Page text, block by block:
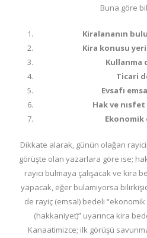
Buna göre
Kiralananın
Kira konusu
Kullanma
Ticari
Evsafı
Hak ve nısfet
Ekonomik
Dikkate alarak, günün olağan
görüşte olan yazarlara göre ise;
rayici bulmaya çalışacak ve kira
yapacak, eğer bulamıyorsa
de rayiç (emsal) bedeli
(hakkaniyet)” uyarınca kira
Kanaatimizce; ilk görüşü